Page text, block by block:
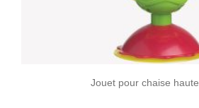
Jouet pour chaise haute